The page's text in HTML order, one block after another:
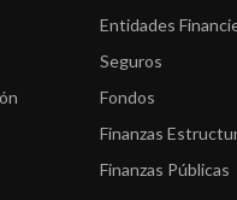
Entidades
Seguros
Fondos
Finanzas
Finanzas Públicas